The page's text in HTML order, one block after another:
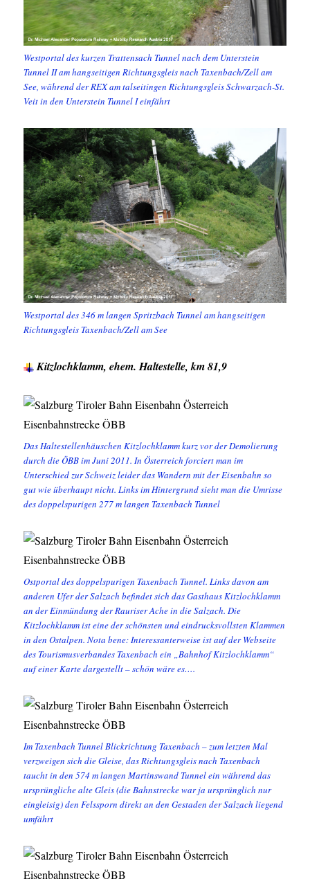
Westportal des kurzen Trattensach Tunnel nach dem Unterstein
Tunnel II am hangseitigen Richtungsgleis nach Taxenbach/Zell am
See, während der REX am talseitingen Richtungsgleis Schwarzach-St.
Veit in den Unterstein Tunnel I einfährt
Westportal des 346 m langen Spritzbach Tunnel am hangseitigen
Richtungsgleis Taxenbach/Zell am See
Kitzlochklamm, ehem. Haltestelle, km 81,9
Das Haltestellenhäuschen Kitzlochklamm kurz vor der Demolierung
durch die ÖBB im Juni 2011. In Österreich forciert man im
Unterschied zur Schweiz leider das Wandern mit der Eisenbahn so
gut wie überhaupt nicht. Links im Hintergrund sieht man die Umrisse
des doppelspurigen 277 m langen Taxenbach Tunnel
Ostportal des doppelspurigen Taxenbach Tunnel. Links davon am
anderen Ufer der Salzach befindet sich das Gasthaus Kitzlochklamm
an der Einmündung der Rauriser Ache in die Salzach. Die
Kitzlochklamm ist eine der schönsten und eindrucksvollsten Klammen
in den Ostalpen. Nota bene: Interessanterweise ist auf der Webseite
des Tourismusverbandes Taxenbach ein „Bahnhof Kitzlochklamm“
auf einer Karte dargestellt – schön wäre es….
Im Taxenbach Tunnel Blickrichtung Taxenbach – zum letzten Mal
verzweigen sich die Gleise, das Richtungsgleis nach Taxenbach
taucht in den 574 m langen Martinswand Tunnel ein während das
ursprüngliche alte Gleis (die Bahnstrecke war ja ursprünglich nur
eingleisig) den Felssporn direkt an den Gestaden der Salzach liegend
umfährt